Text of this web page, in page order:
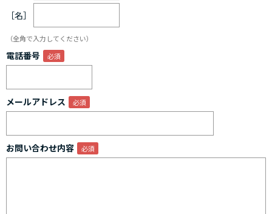
［名］
（全角で入力してください）
電話番号
メールアドレス
お問い合わせ内容